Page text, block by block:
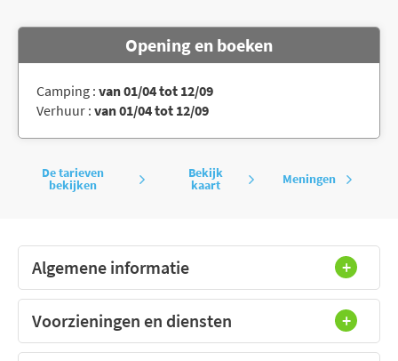
Opening en boeken
Camping : van 01/04 tot 12/09
Verhuur : van 01/04 tot 12/09
De tarieven
bekijken
Bekijk
kaart Meningen
Algemene informatie
Voorzieningen en diensten